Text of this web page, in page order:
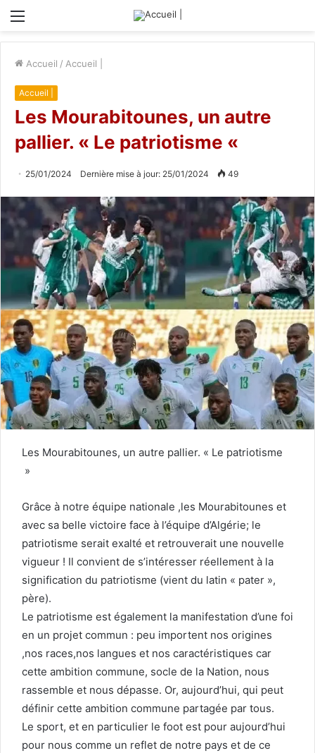
Menu
Accueil / Accueil |
Accueil |
Les Mourabitounes, un autre
pallier. « Le patriotisme «
25/01/2024 Dernière mise à jour: 25/01/2024 49
Les Mourabitounes, un autre pallier. « Le patriotisme
»
Grâce à notre équipe nationale ,les Mourabitounes et
avec sa belle victoire face à l’équipe d’Algérie; le
patriotisme serait exalté et retrouverait une nouvelle
vigueur ! Il convient de s’intéresser réellement à la
signification du patriotisme (vient du latin « pater »,
père).
Le patriotisme est également la manifestation d’une foi
en un projet commun : peu importent nos origines
,nos races,nos langues et nos caractéristiques car
cette ambition commune, socle de la Nation, nous
rassemble et nous dépasse. Or, aujourd’hui, qui peut
définir cette ambition commune partagée par tous.
Le sport, et en particulier le foot est pour aujourd’hui
pour nous comme un reflet de notre pays et de ce